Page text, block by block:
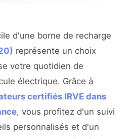
d'une borne de recharge
représente un choix
votre quotidien de
électrique. Grâce à
certifiés IRVE dans
, vous profitez d'un suivi
personnalisés et d'un